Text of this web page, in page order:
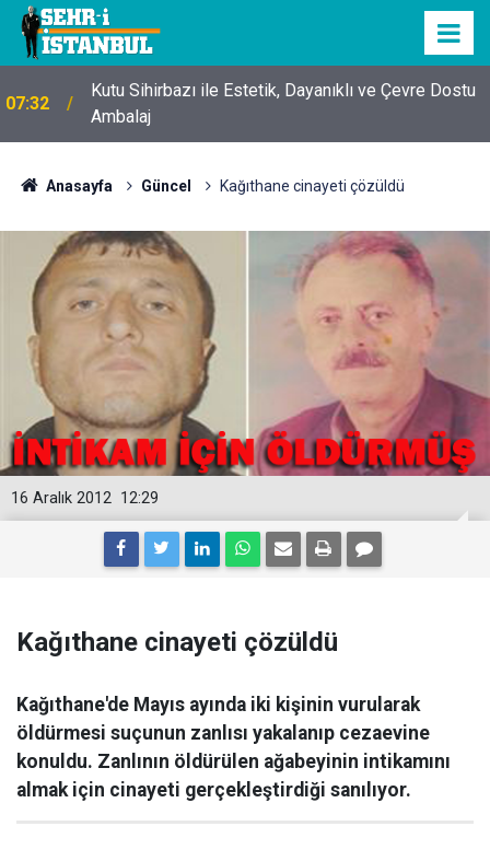
07:32
Kutu Sihirbazı ile Estetik, Dayanıklı ve Çevre Dostu
Ambalaj
Anasayfa Güncel Kağıthane cinayeti çözüldü
12:29
16 Aralık 2012
Kağıthane cinayeti çözüldü
Kağıthane'de Mayıs ayında iki kişinin vurularak
öldürmesi suçunun zanlısı yakalanıp cezaevine
konuldu. Zanlının öldürülen ağabeyinin intikamını
almak için cinayeti gerçekleştirdiği sanılıyor.